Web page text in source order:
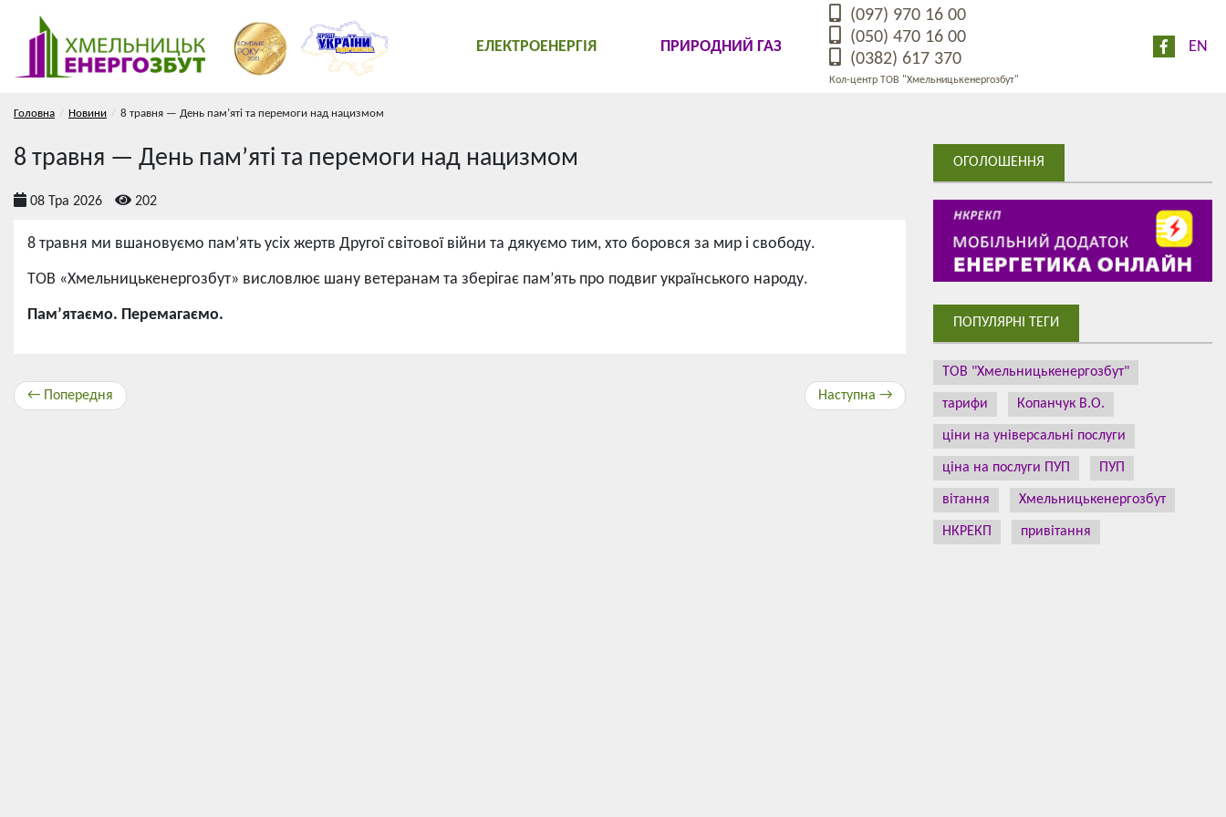
ЕЛЕКТРОЕНЕРГІЯ ПРИРОДНИЙ ГАЗ
(097) 970 16 00
(050) 470 16 00
(0382) 617 370
Кол-центр ТОВ "Хмельницькенергозбут"
EN
Головна Новини 8 травня — День пам’яті та перемоги над нацизмом
8 травня — День пам’яті та перемоги над нацизмом
08 Тра 2026 202
8 травня ми вшановуємо пам’ять усіх жертв Другої світової війни та дякуємо тим, хто боровся за мир і свободу.
ТОВ «Хмельницькенергозбут» висловлює шану ветеранам та зберігає пам’ять про подвиг українського народу.
Пам’ятаємо. Перемагаємо.
← Попередня Наступна →
ОГОЛОШЕННЯ
ПОПУЛЯРНІ ТЕГИ
ТОВ "Хмельницькенергозбут"
тарифи Копанчук В.О.
ціни на універсальні послуги
ціна на послуги ПУП ПУП
вітання Хмельницькенергозбут
НКРЕКП привітання